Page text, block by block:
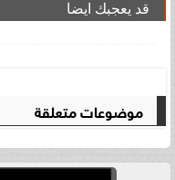
قد يعجبك ايضا
موضوعات متعلقة